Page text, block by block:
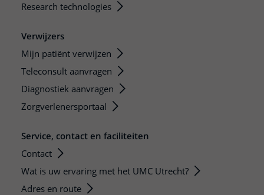
Research technologies
Verwijzers
Mijn patiënt verwijzen
Teleconsult aanvragen
Diagnostiek aanvragen
Zorgverlenersportaal
Service, contact en faciliteiten
Contact
Wat is uw ervaring met het UMC Utrecht?
Adres en route